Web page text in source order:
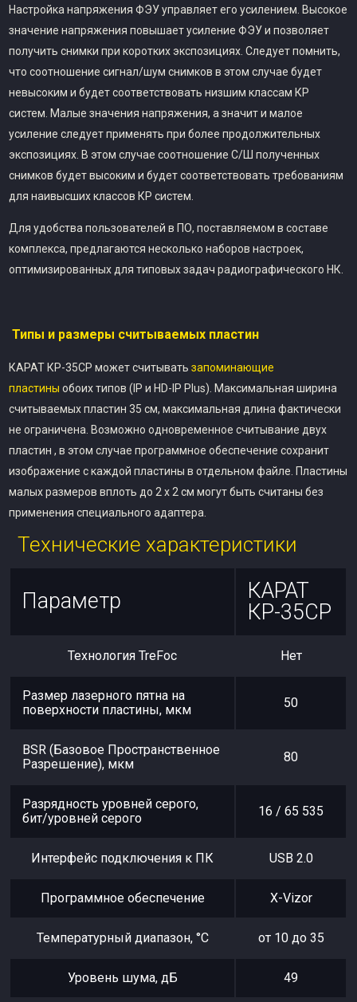
Настройка напряжения ФЭУ управляет его усилением. Высокое
значение напряжения повышает усиление ФЭУ и позволяет
получить снимки при коротких экспозициях. Следует помнить,
что соотношение сигнал/шум снимков в этом случае будет
невысоким и будет соответствовать низшим классам КР
систем. Малые значения напряжения, а значит и малое
усиление следует применять при более продолжительных
экспозициях. В этом случае соотношение С/Ш полученных
снимков будет высоким и будет соответствовать требованиям
для наивысших классов КР систем.
Для удобства пользователей в ПО, поставляемом в составе
комплекса, предлагаются несколько наборов настроек,
оптимизированных для типовых задач радиографического НК.
Типы и размеры считываемых пластин
КАРАТ КР-35СР может считыватьзапоминающие
пластины обоих типов (IP и HD-IP Plus). Максимальная ширина
считываемых пластин 35 см, максимальная длина фактически
не ограничена. Возможно одновременное считывание двух
пластин , в этом случае программное обеспечение сохранит
изображение с каждой пластины в отдельном файле. Пластины
малых размеров вплоть до 2 х 2 см могут быть считаны без
применения специального адаптера.
Технические характеристики
Параметр
КАРАТ
КР-35СР
Технология TreFoc Нет
Размер лазерного пятна на
поверхности пластины, мкм
50
BSR (Базовое Пространственное
Разрешение), мкм
80
Разрядность уровней серого,
бит/уровней серого
16 / 65 535
Интерфейс подключения к ПК USB 2.0
Программное обеспечение X-Vizor
Температурный диапазон, °C от 10 до 35
Уровень шума, дБ 49